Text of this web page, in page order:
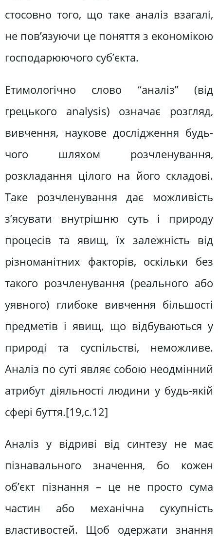
стосовно того, що таке аналіз взагалі,
не пов’язуючи це поняття з економікою
господарюючого суб’єкта.
Етимологічно слово “аналіз” (від
грецького analysis) означає розгляд,
вивчення, наукове дослідження будь-
чого шляхом розчленування,
розкладання цілого на його складові.
Таке розчленування дає можливість
з’ясувати внутрішню суть і природу
процесів та явищ, їх залежність від
різноманітних факторів, оскільки без
такого розчленування (реального або
уявного) глибоке вивчення більшості
предметів і явищ, що відбуваються у
природі та суспільстві, неможливе.
Аналіз по суті являє собою неодмінний
атрибут діяльності людини у будь-якій
сфері буття.[19,c.12]
Аналіз у відриві від синтезу не має
пізнавального значення, бо кожен
об’єкт пізнання – це не просто сума
частин або механічна сукупність
властивостей. Щоб одержати знання